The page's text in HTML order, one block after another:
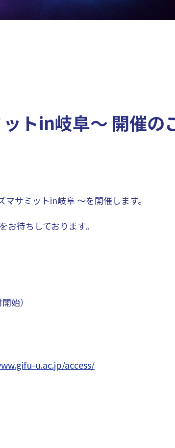
トin岐阜～ 開催の
サミットin岐阜 ～を開催します。
待ちしております。
始）
u.ac.jp/access/